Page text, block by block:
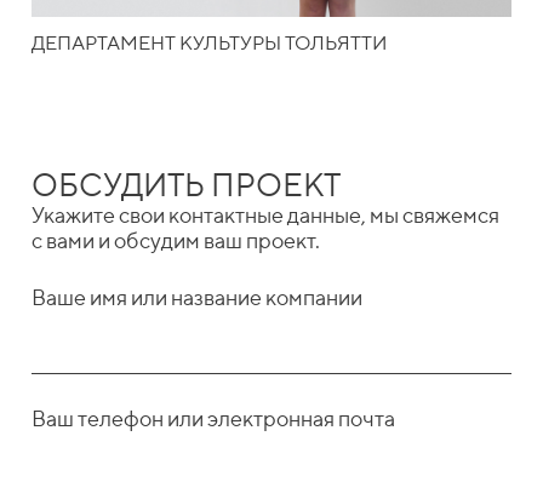
ДЕПАРТАМЕНТ КУЛЬТУРЫ ТОЛЬЯТТИ
ОБСУДИТЬ ПРОЕКТ
Укажите свои контактные данные, мы свяжемся
с вами и обсудим ваш проект.
Ваше имя или название компании
Ваш телефон или электронная почта